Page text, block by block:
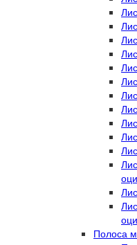
Полоса